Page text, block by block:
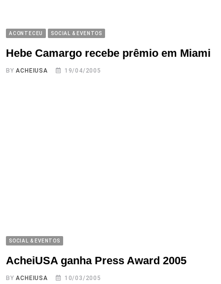
ACONTECEU SOCIAL & EVENTOS
Hebe Camargo recebe prêmio em Miami
BYACHEIUSA 19/04/2005
SOCIAL & EVENTOS
AcheiUSA ganha Press Award 2005
BYACHEIUSA 10/03/2005